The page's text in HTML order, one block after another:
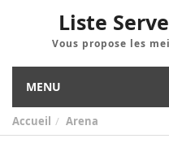
Liste
Vous propose les
MENU
Accueil Arena